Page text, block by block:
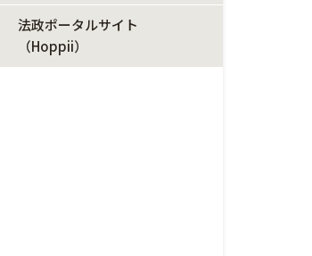
法政ポータルサイト
（Hoppii）